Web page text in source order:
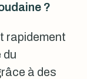
?
rapidement
du
à des